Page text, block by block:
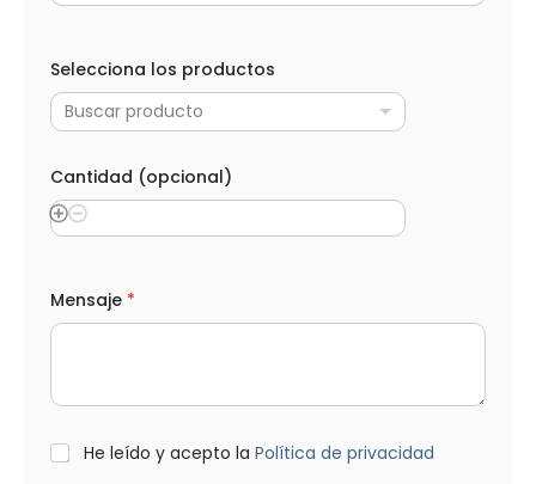
s
(
p
o
n
a
S
l
c
o
n
Selecciona los productos
Buscar producto
Cantidad (opcional)
Mensaje *
L
O
He leído y acepto la Política de privacidad